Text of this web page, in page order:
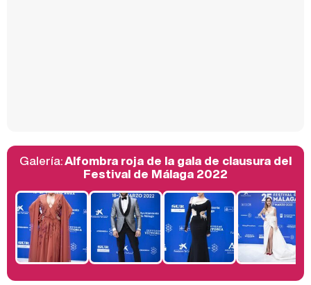
Belén Esteban: "Estoy emocionada, muy contenta y muy feliz por llegar a RTVE"
Manu Baqueiro: "Tuve como referente a Bruce Willis en 'Luz de Luna' para mi trabajo en la serie 'Perdiendo el juicio'"
Galería:Alfombra roja de la gala de clausura del
Festival de Málaga 2022